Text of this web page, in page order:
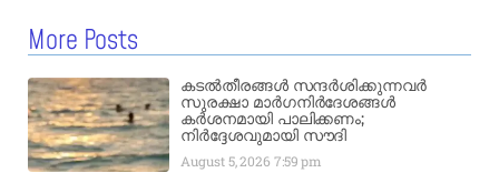
More Posts
കടൽതീരങ്ങൾ സന്ദർശിക്കുന്നവർ
സുരക്ഷാ മാർഗനിർദേശങ്ങൾ
കർശനമായി പാലിക്കണം;
നിർദ്ദേശവുമായി സൗദി
August 5, 2026 7:59 pm